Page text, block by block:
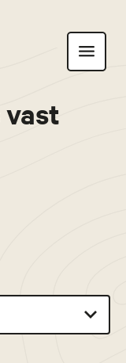
Toon
navigatie